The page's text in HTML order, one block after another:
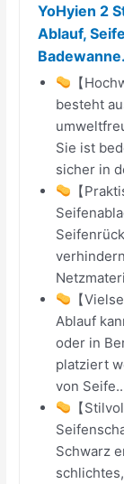
YoHyien 2
Ablauf,
【
besteht
Sie ist
sicher in
【
【
Ablauf
oder in
platziert
von
【
Schwarz